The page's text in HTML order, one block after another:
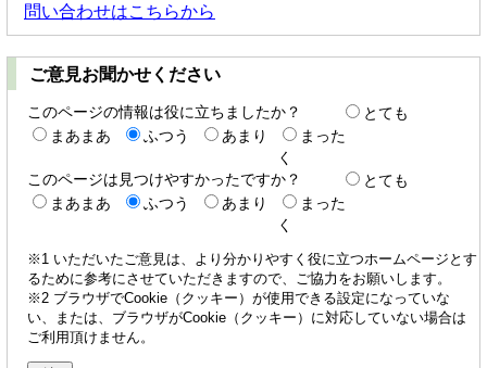
問い合わせはこちらから
ご意見お聞かせください
このページの情報は役に立ちましたか？
とても
まあまあ
ふつう あまり
まった
く
このページは見つけやすかったですか？
とても
まあまあ
ふつう あまり
まった
く
※1 いただいたご意見は、より分かりやすく役に立つホームページとす
るために参考にさせていただきますので、ご協力をお願いします。
※2 ブラウザでCookie（クッキー）が使用できる設定になっていな
い、または、ブラウザがCookie（クッキー）に対応していない場合は
ご利用頂けません。